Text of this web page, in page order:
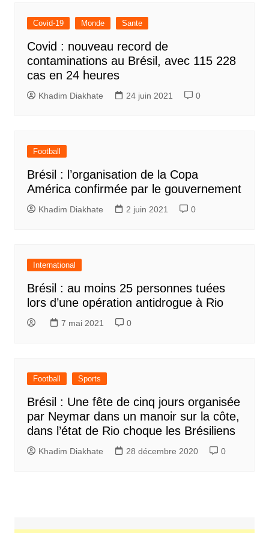
Covid-19 Monde Sante
Covid : nouveau record de
contaminations au Brésil, avec 115 228
cas en 24 heures
Khadim Diakhate 24 juin 2021 0
Football
Brésil : l’organisation de la Copa
América confirmée par le gouvernement
Khadim Diakhate 2 juin 2021 0
International
Brésil : au moins 25 personnes tuées
lors d’une opération antidrogue à Rio
7 mai 2021 0
Football Sports
Brésil : Une fête de cinq jours organisée
par Neymar dans un manoir sur la côte,
dans l’état de Rio choque les Brésiliens
Khadim Diakhate 28 décembre 2020 0